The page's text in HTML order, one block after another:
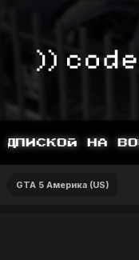
НА
GTA 5 Америка (US)